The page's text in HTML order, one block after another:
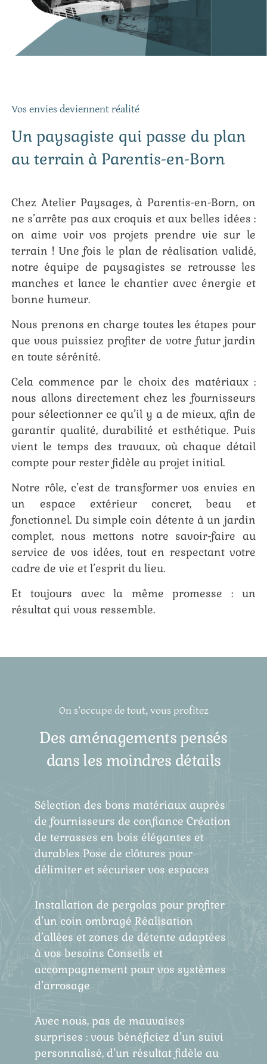
Vos envies deviennent réalité
Un paysagiste qui passe du plan
au terrain à Parentis-en-Born
Chez Atelier Paysages, à Parentis-en-Born, on
ne s’arrête pas aux croquis et aux belles idées :
on aime voir vos projets prendre vie sur le
terrain ! Une fois le plan de réalisation validé,
notre équipe de paysagistes se retrousse les
manches et lance le chantier avec énergie et
bonne humeur.
Nous prenons en charge toutes les étapes pour
que vous puissiez profiter de votre futur jardin
en toute sérénité.
Cela commence par le choix des matériaux :
nous allons directement chez les fournisseurs
pour sélectionner ce qu’il y a de mieux, afin de
garantir qualité, durabilité et esthétique. Puis
vient le temps des travaux, où chaque détail
compte pour rester fidèle au projet initial.
Notre rôle, c’est de transformer vos envies en
un espace extérieur concret, beau et
fonctionnel. Du simple coin détente à un jardin
complet, nous mettons notre savoir-faire au
service de vos idées, tout en respectant votre
cadre de vie et l’esprit du lieu.
Et toujours avec la même promesse : un
résultat qui vous ressemble.
On s’occupe de tout, vous profitez
Des aménagements pensés
dans les moindres détails
Sélection des bons matériaux auprès
de fournisseurs de confiance Création
de terrasses en bois élégantes et
durables Pose de clôtures pour
délimiter et sécuriser vos espaces
Installation de pergolas pour profiter
d’un coin ombragé Réalisation
d’allées et zones de détente adaptées
à vos besoins Conseils et
accompagnement pour vos systèmes
d’arrosage
Avec nous, pas de mauvaises
surprises : vous bénéficiez d’un suivi
personnalisé, d’un résultat fidèle au